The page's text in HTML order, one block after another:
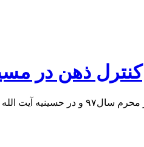
کنترل ذهن در